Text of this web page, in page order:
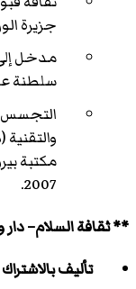
جزيرة
مدخل
سلطنة
التجسس
مكتبة
2007.
** ثقافة السلام– دار
تأليف بالاشتراك